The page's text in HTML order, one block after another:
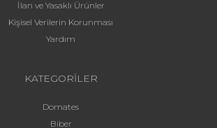
İlan ve Yasaklı Ürünler
Kişisel Verilerin Korunması
Yardım
KATEGORİLER
Domates
Biber